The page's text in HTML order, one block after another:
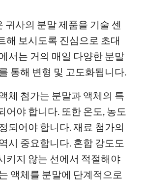
귀사의 분말 제품을 기술 센
해 보시도록 진심으로 초대
서는 거의 매일 다양한 분말
통해 변형 및 고도화됩니다.
체 첨가는 분말과 액체의 특
어야 합니다. 또한 온도, 농도
되어야 합니다. 재료 첨가의
시 중요합니다. 혼합 강도도
키지 않는 선에서 적절해야
액체를 분말에 단계적으로